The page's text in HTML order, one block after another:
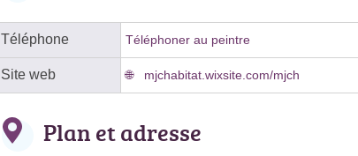
Téléphone Téléphoner au peintre
Site web mjchabitat.wixsite.com/mjch
Plan et adresse